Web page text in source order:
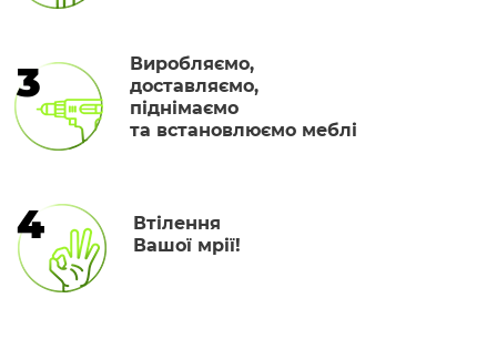
3
Виробляємо,
доставляємо,
піднімаємо
та встановлюємо меблі
4
Втілення
Вашої мрії!